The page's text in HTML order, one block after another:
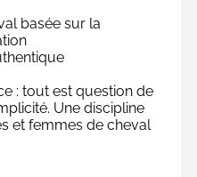
basée sur la
: tout est question de
Une discipline
et femmes de cheval